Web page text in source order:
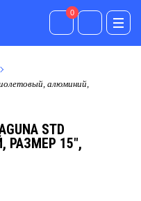
0
0
алюминий,
STD
15",